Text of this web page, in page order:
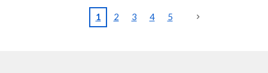
1 2 3 4 5